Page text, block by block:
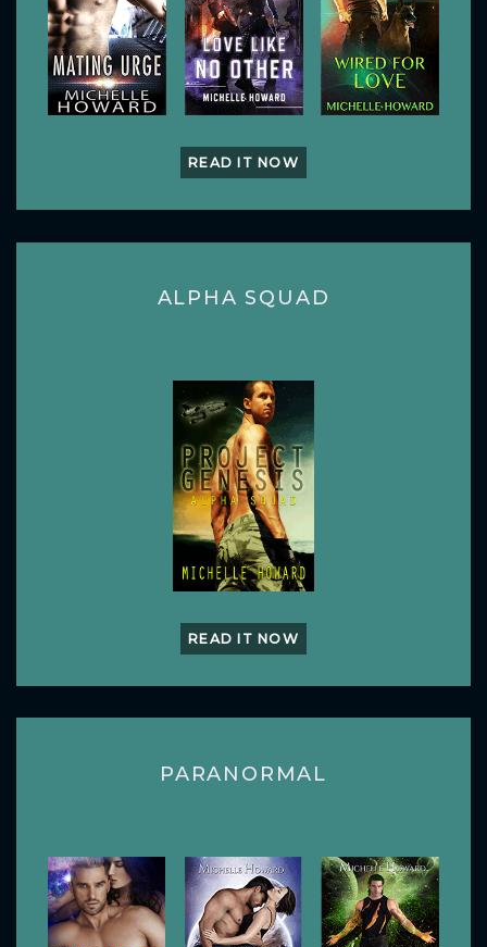
READ IT NOW
ALPHA SQUAD
READ IT NOW
PARANORMAL